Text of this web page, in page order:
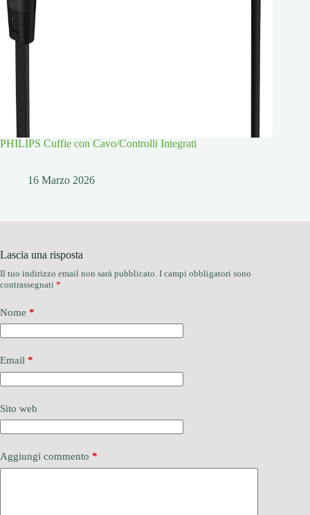
PHILIPS Cuffie con Cavo/Controlli Integrati
16 Marzo 2026
Lascia una risposta
Il tuo indirizzo email non sarà pubblicato. I campi obbligatori sono
contrassegnati *
Nome *
Email *
Sito web
Aggiungi commento *